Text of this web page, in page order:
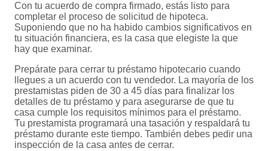
Con tu acuerdo de compra firmado, estás listo para
completar el proceso de solicitud de hipoteca.
Suponiendo que no ha habido cambios significativos en
tu situación financiera, es la casa que elegiste la que
hay que examinar.
Prepárate para cerrar tu préstamo hipotecario cuando
llegues a un acuerdo con tu vendedor. La mayoría de los
prestamistas piden de 30 a 45 días para finalizar los
detalles de tu préstamo y para asegurarse de que tu
casa cumple los requisitos mínimos para el préstamo.
Tu prestamista programará una tasación y respaldará tu
préstamo durante este tiempo. También debes pedir una
inspección de la casa antes de cerrar.